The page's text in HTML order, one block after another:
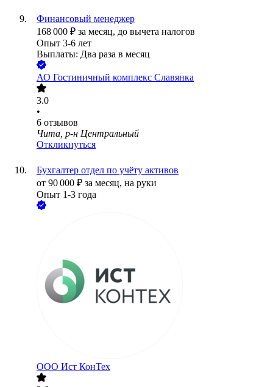
Финансовый менеджер
168 000 ₽ за месяц, до вычета налогов
Опыт 3-6 лет
Выплаты: Два раза в месяц
АО Гостиничный комплекс Славянка
3.0
•
6 отзывов
Чита, р-н Центральный
Откликнуться
Бухгалтер отдел по учёту активов
от 90 000 ₽ за месяц, на руки
Опыт 1-3 года
ООО Ист КонТех